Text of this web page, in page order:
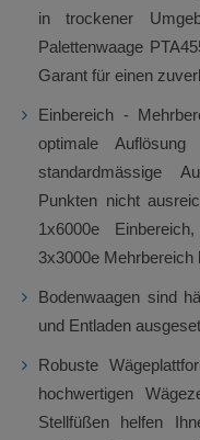
in trockener
Palettenwaage
Garant für einen
Einbereich -
optimale
standardmässige
Punkten nicht
1x6000e
3x3000e Mehrbereich
Bodenwaagen sind
und Entladen
Robuste
hochwertigen
Stellfüßen helfen